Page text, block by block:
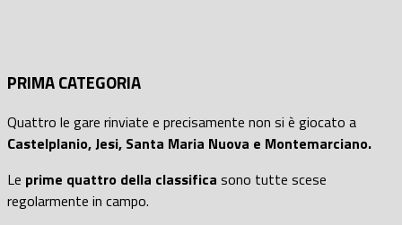
PRIMA CATEGORIA
Quattro le gare rinviate e precisamente non si è giocato a
Castelplanio, Jesi, Santa Maria Nuova e Montemarciano.
Le prime quattro della classifica sono tutte scese
regolarmente in campo.